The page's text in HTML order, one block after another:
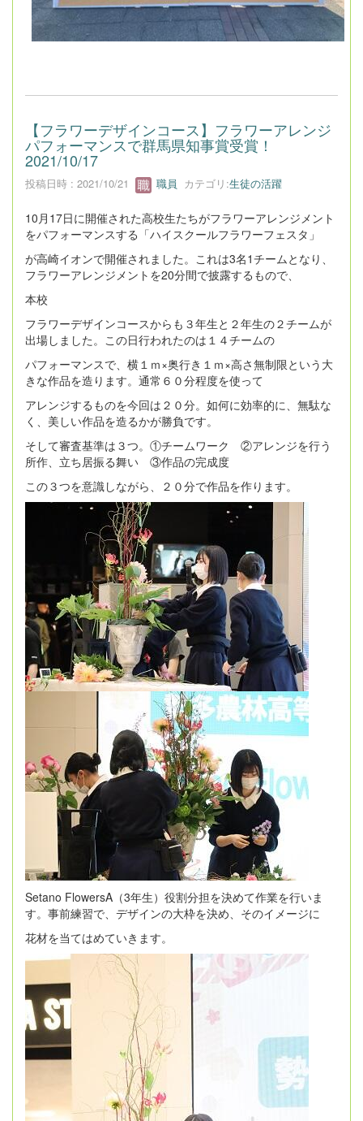
【フラワーデザインコース】フラワーアレンジ
パフォーマンスで群馬県知事賞受賞！
2021/10/17
投稿日時 : 2021/10/21 職員 カテゴリ:生徒の活躍
10月17日に開催された高校生たちがフラワーアレンジメント
をパフォーマンスする「ハイスクールフラワーフェスタ」
が高崎イオンで開催されました。これは3名1チームとなり、
フラワーアレンジメントを20分間で披露するもので、
本校
フラワーデザインコースからも３年生と２年生の２チームが
出場しました。この日行われたのは１４チームの
パフォーマンスで、横１ｍ×奥行き１ｍ×高さ無制限という大
きな作品を造ります。通常６０分程度を使って
アレンジするものを今回は２０分。如何に効率的に、無駄な
く、美しい作品を造るかが勝負です。
そして審査基準は３つ。①チームワーク ②アレンジを行う
所作、立ち居振る舞い ③作品の完成度
この３つを意識しながら、２０分で作品を作ります。
Setano FlowersA（3年生）役割分担を決めて作業を行いま
す。事前練習で、デザインの大枠を決め、そのイメージに
花材を当てはめていきます。